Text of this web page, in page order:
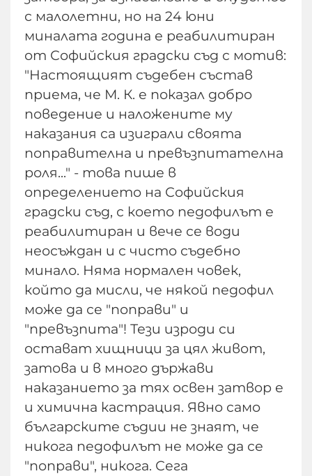
с малолетни, но на 24 юни
миналата година е реабилитиран
от Софийския градски съд с мотив:
"Настоящият съдебен състав
приема, че М. К. е показал добро
поведение и наложените му
наказания са изиграли своята
поправителна и превъзпитателна
роля..." - това пише в
определението на Софийския
градски съд, с което педофилът е
реабилитиран и вече се води
неосъждан и с чисто съдебно
минало. Няма нормален човек,
който да мисли, че някой педофил
може да се "поправи" и
"превъзпита"! Тези изроди си
остават хищници за цял живот,
затова и в много държави
наказанието за тях освен затвор е
и химична кастрация. Явно само
българските съдии не знаят, че
никога педофилът не може да се
"поправи", никога. Сега